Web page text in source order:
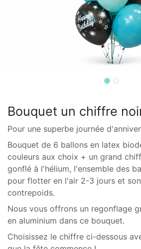
Bouquet un chiffre
Pour une superbe journée
Bouquet de 6 ballons en latex
couleurs aux choix + un grand
gonflé à l'hélium, l'ensemble des
pour flotter en l'air 2-3 jours et
contrepoids.
Nous vous offrons un regonflage
en aluminium dans ce bouquet.
Choisissez le chiffre ci-dessous